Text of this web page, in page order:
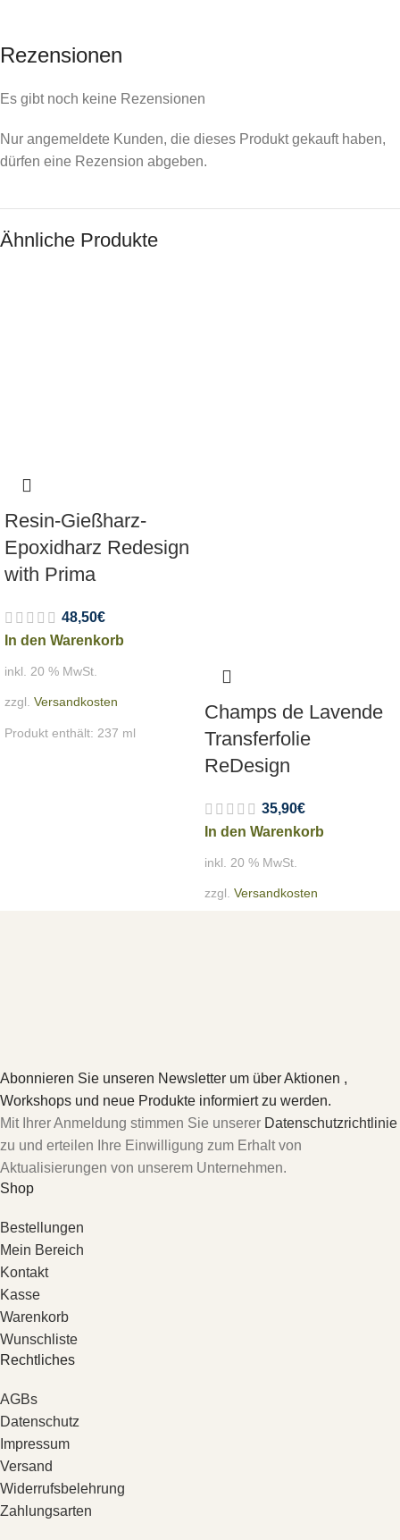
Rezensionen
Es gibt noch keine Rezensionen
Nur angemeldete Kunden, die dieses Produkt gekauft haben,
dürfen eine Rezension abgeben.
Ähnliche Produkte
Resin-Gießharz-
Epoxidharz Redesign
with Prima
48,50€
In den Warenkorb
inkl. 20 % MwSt.
zzgl. Versandkosten
Produkt enthält: 237 ml
Champs de Lavende
Transferfolie
ReDesign
35,90€
In den Warenkorb
inkl. 20 % MwSt.
zzgl. Versandkosten
Abonnieren Sie unseren Newsletter um über Aktionen ,
Workshops und neue Produkte informiert zu werden.
Mit Ihrer Anmeldung stimmen Sie unserer Datenschutzrichtlinie
zu und erteilen Ihre Einwilligung zum Erhalt von
Aktualisierungen von unserem Unternehmen.
Shop
Bestellungen
Mein Bereich
Kontakt
Kasse
Warenkorb
Wunschliste
Rechtliches
AGBs
Datenschutz
Impressum
Versand
Widerrufsbelehrung
Zahlungsarten